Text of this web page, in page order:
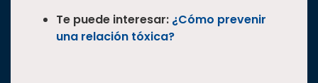
Te puede interesar: ¿Cómo prevenir
una relación tóxica?